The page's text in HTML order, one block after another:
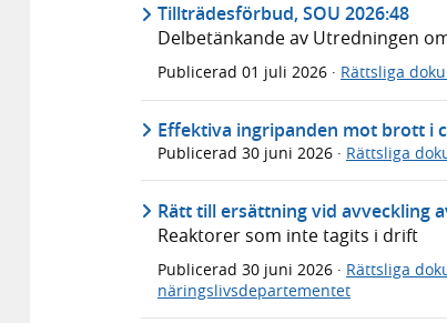
Tillträdesförbud, SOU 2026:48
Delbetänkande av Utredningen
Publicerad 01 juli 2026 · Rättsliga
Effektiva ingripanden mot brott i
Publicerad 30 juni 2026 · Rättsliga
Rätt till ersättning vid avveckling
Reaktorer som inte tagits i drift
Publicerad 30 juni 2026 · Rättsliga
näringslivsdepartementet